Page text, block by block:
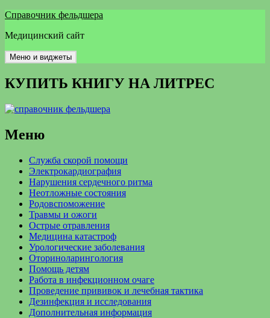
Перейти
содержимому
Справочник фельдшера
Медицинский сайт
Меню и виджеты
КУПИТЬ КНИГУ НА ЛИТРЕС
Меню
Служба скорой помощи
Электрокардиография
Нарушения сердечного ритма
Неотложные состояния
Родовспоможение
Травмы и ожоги
Острые отравления
Медицина катастроф
Урологические заболевания
Оториноларингология
Помощь детям
Работа в инфекционном очаге
Проведение прививок и лечебная тактика
Дезинфекция и исследования
Дополнительная информация